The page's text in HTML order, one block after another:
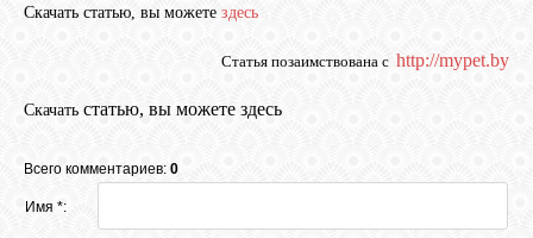
Скачать статью, вы можете здесь
Статья позаимствована с http://mypet.by
Скачать статью, вы можете здесь
Всего комментариев: 0
Имя *: